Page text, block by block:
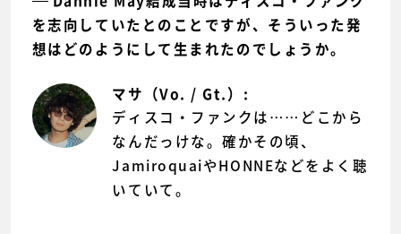
を志向していたとのことですが、そういった発
想はどのようにして生まれたのでしょうか。
マサ（Vo. / Gt.）:
ディスコ・ファンクは……どこから
なんだっけな。確かその頃、
JamiroquaiやHONNEなどをよく聴
いていて。